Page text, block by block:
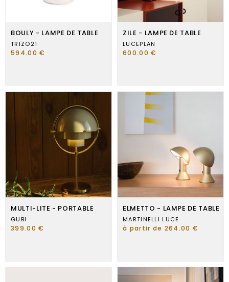
BOULY - LAMPE DE TABLE
TRIZO21
594.00 €
ZILE - LAMPE DE TABLE
LUCEPLAN
600.00 €
MULTI-LITE - PORTABLE
GUBI
399.00 €
ELMETTO - LAMPE DE TABLE
MARTINELLI LUCE
à partir de 264.00 €